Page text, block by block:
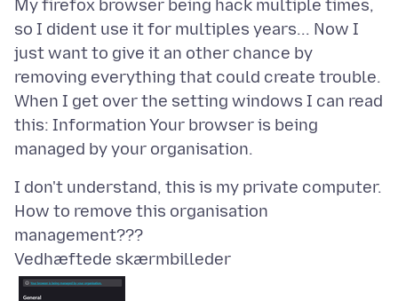
My firefox browser being hack multiple times,
so I dident use it for multiples years... Now I
just want to give it an other chance by
removing everything that could create trouble.
When I get over the setting windows I can read
this: Information Your browser is being
I don't understand, this is my private computer.
How to remove this organisation
Vedhæftede skærmbilleder